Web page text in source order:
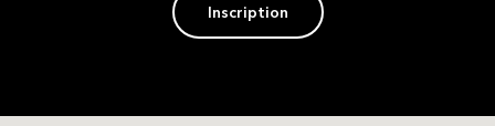
Inscription